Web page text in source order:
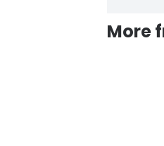
More